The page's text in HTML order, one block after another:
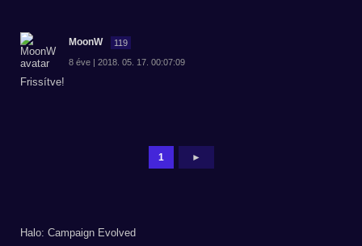
MoonW 119
8 éve | 2018. 05. 17. 00:07:09
Frissítve!
1 ►
Halo: Campaign Evolved